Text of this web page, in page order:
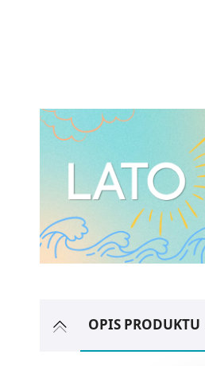
OPIS PRODUKTU